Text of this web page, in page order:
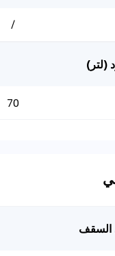
/
(لتر)
70
السقف